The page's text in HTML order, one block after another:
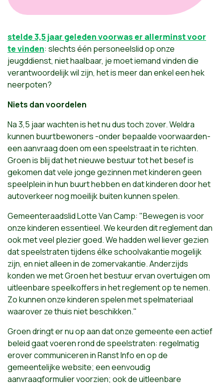
stelde 3,5 jaar geleden voorwas er allerminst voor
te vinden: slechts één personeelslid op onze
jeugddienst, niet haalbaar, je moet iemand vinden die
verantwoordelijk wil zijn, het is meer dan enkel een hek
neerpoten?
Niets dan voordelen
Na 3,5 jaar wachten is het nu dus toch zover. Weldra
kunnen buurtbewoners -onder bepaalde voorwaarden-
een aanvraag doen om een speelstraat in te richten.
Groen is blij dat het nieuwe bestuur tot het besef is
gekomen dat vele jonge gezinnen met kinderen geen
speelplein in hun buurt hebben en dat kinderen door het
autoverkeer nog moeilijk buiten kunnen spelen.
Gemeenteraadslid Lotte Van Camp: "Bewegen is voor
onze kinderen essentieel. We keurden dit reglement dan
ook met veel plezier goed. We hadden wel liever gezien
dat speelstraten tijdens élke schoolvakantie mogelijk
zijn, en niet alleen in de zomervakantie. Anderzijds
konden we met Groen het bestuur ervan overtuigen om
uitleenbare speelkoffers in het reglement op te nemen.
Zo kunnen onze kinderen spelen met spelmateriaal
waarover ze thuis niet beschikken."
Groen dringt er nu op aan dat onze gemeente een actief
beleid gaat voeren rond de speelstraten: regelmatig
erover communiceren in Ranst Info en op de
gemeentelijke website; een eenvoudig
aanvraagformulier voorzien; ook de uitleenbare